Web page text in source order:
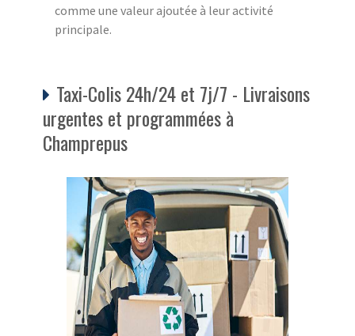
comme une valeur ajoutée à leur activité
principale.
Taxi-Colis 24h/24 et 7j/7 - Livraisons
urgentes et programmées à
Champrepus